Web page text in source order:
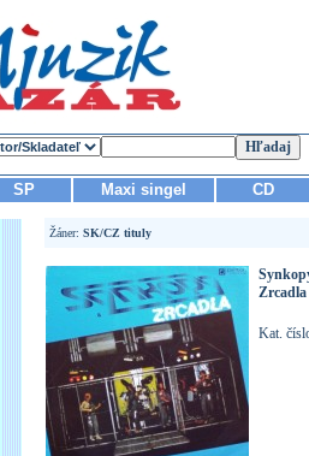
SP Maxi singel CD
Žáner: SK/CZ tituly
Zrcadla
Kat.